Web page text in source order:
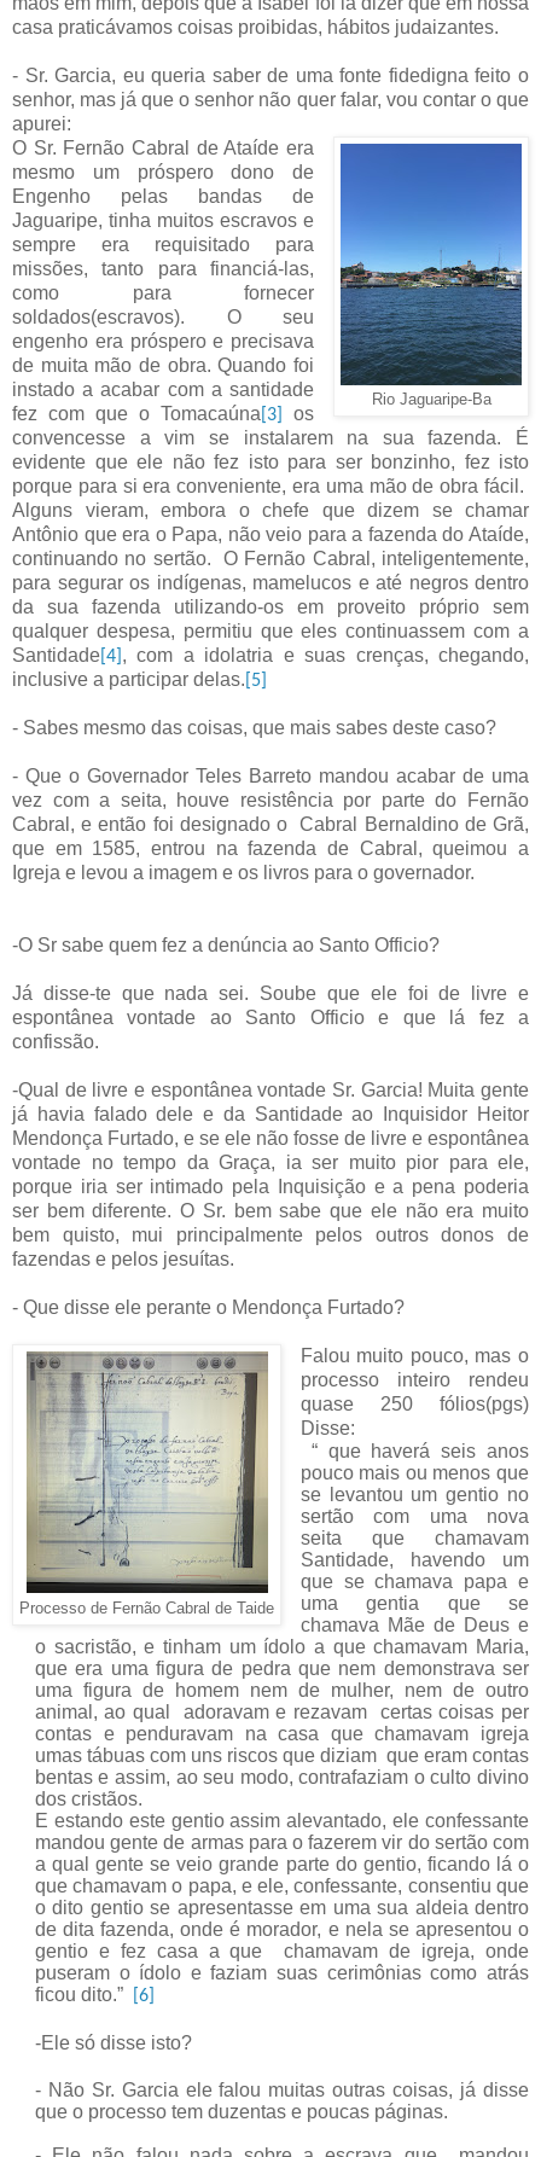
casa praticávamos coisas proibidas, hábitos judaizantes.
- Sr. Garcia, eu queria saber de uma fonte fidedigna feito o
senhor, mas já que o senhor não quer falar, vou contar o que
apurei:
Rio Jaguaripe-Ba
O Sr. Fernão Cabral de Ataíde era
mesmo um próspero dono de
Engenho pelas bandas de
Jaguaripe, tinha muitos escravos e
sempre era requisitado para
missões, tanto para financiá-las,
como para fornecer
soldados(escravos). O seu
engenho era próspero e precisava
de muita mão de obra. Quando foi
instado a acabar com a santidade
fez com que o Tomacaúna [3]
os
convencesse a vim se instalarem na sua fazenda. É
evidente que ele não fez isto para ser bonzinho, fez isto
porque para si era conveniente, era uma mão de obra fácil.
Alguns vieram, embora o chefe que dizem se chamar
Antônio que era o Papa, não veio para a fazenda do Ataíde,
continuando no sertão.
O Fernão Cabral, inteligentemente,
para segurar os indígenas, mamelucos e até negros dentro
da sua fazenda utilizando-os em proveito próprio sem
qualquer despesa, permitiu que eles continuassem com a
Santidade [4] , com a idolatria e suas crenças, chegando,
inclusive a participar delas. [5]
- Sabes mesmo das coisas, que mais sabes deste caso?
- Que o Governador Teles Barreto mandou acabar de uma
vez com a seita, houve resistência por parte do Fernão
Cabral, e então foi designado o
Cabral Bernaldino de Grã,
que em 1585, entrou na fazenda de Cabral, queimou a
Igreja e levou a imagem e os livros para o governador.
-O Sr sabe quem fez a denúncia ao Santo Officio?
Já disse-te que nada sei. Soube que ele foi de livre e
espontânea vontade ao Santo Officio e que lá fez a
confissão.
-Qual de livre e espontânea vontade Sr. Garcia! Muita gente
já havia falado dele e da Santidade ao Inquisidor Heitor
Mendonça Furtado, e se ele não fosse de livre e espontânea
vontade no tempo da Graça, ia ser muito pior para ele,
porque iria ser intimado pela Inquisição e a pena poderia
ser bem diferente. O Sr. bem sabe que ele não era muito
bem quisto, mui principalmente pelos outros donos de
fazendas e pelos jesuítas.
- Que disse ele perante o Mendonça Furtado?
Processo de Fernão Cabral de Taide
Falou muito pouco, mas o
processo inteiro rendeu
quase 250 fólios(pgs)
Disse:
“ que haverá seis anos
pouco mais ou menos que
se levantou um gentio no
sertão com uma nova
seita que chamavam
Santidade, havendo um
que se chamava papa e
uma gentia que se
chamava Mãe de Deus e
o sacristão, e tinham um ídolo a que chamavam Maria,
que era uma figura de pedra que nem demonstrava ser
uma figura de homem nem de mulher, nem de outro
animal, ao qual
adoravam e rezavam
certas coisas per
contas e penduravam na casa que chamavam igreja
umas tábuas com uns riscos que diziam que eram contas
bentas e assim, ao seu modo, contrafaziam o culto divino
dos cristãos.
E estando este gentio assim alevantado, ele confessante
mandou gente de armas para o fazerem vir do sertão com
a qual gente se veio grande parte do gentio, ficando lá o
que chamavam o papa, e ele, confessante, consentiu que
o dito gentio se apresentasse em uma sua aldeia dentro
de dita fazenda, onde é morador, e nela se apresentou o
gentio e fez casa a que
chamavam de igreja, onde
puseram o ídolo e faziam suas cerimônias como atrás
ficou dito.”
[6]
-Ele só disse isto?
- Não Sr. Garcia ele falou muitas outras coisas, já disse
que o processo tem duzentas e poucas páginas.